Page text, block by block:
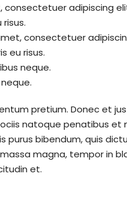
consectetuer adipiscing
consectetuer
eu risus.
neque.
pretium. Donec et
natoque penatibus
purus bibendum, quis
magna, tempor in
et.